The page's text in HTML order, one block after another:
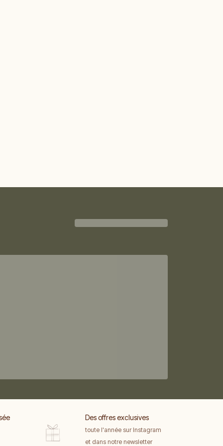
Des offres exclusives
toute l'année sur Instagram
et dans notre newsletter